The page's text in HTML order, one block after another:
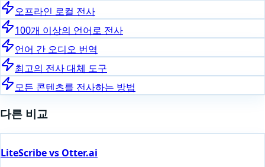
오프라인 로컬 전사
100개 이상의 언어로 전사
언어 간 오디오 번역
최고의 전사 대체 도구
모든 콘텐츠를 전사하는 방법
다른 비교
LiteScribe vs Otter.ai